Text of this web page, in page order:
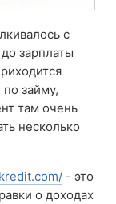
с
зарплаты
займу,
там очень
несколько
- это
о доходах